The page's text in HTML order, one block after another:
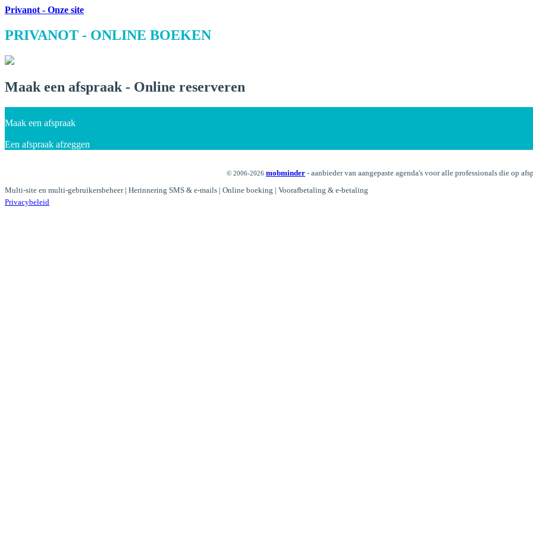
Privanot - Onze site
PRIVANOT - ONLINE BOEKEN
Maak een afspraak - Online reserveren
Maak een afspraak
Een afspraak afzeggen
© 2006-2026 mobminder - aanbieder van aangepaste agenda's voor alle professionals die op
Multi-site en multi-gebruikersbeheer | Herinnering SMS & e-mails | Online boeking | Voorafbetaling & e-betaling
Privacybeleid